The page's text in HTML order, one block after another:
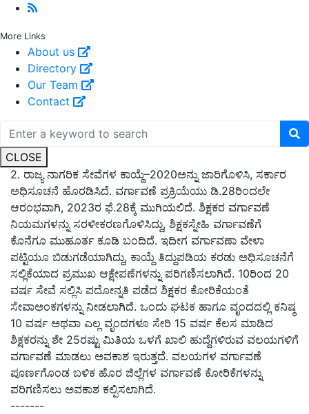
More Links
About us
Directory
Our Team
Contact
CLOSE
-------
2. ರಾಜ್ಯ ನಾಗರಿಕ ಸೇವೆಗಳ ಕಾಯ್ದೆ–2020ಅನ್ನು ಜಾರಿಗೊಳಿಸಿ, ಸರ್ಕಾರ
ಅಧಿಸೂಚನೆ ಹೊರಡಿಸಿದೆ. ವರ್ಗಾವಣೆ ಪ್ರಕ್ರಿಯೆಯು ಡಿ.28ರಿಂದಲೇ
ಆರಂಭವಾಗಿ, 2023ರ ಫೆ.28ಕ್ಕೆ ಮುಗಿಯಲಿದೆ. ಶಿಕ್ಷಕರ ವರ್ಗಾವಣೆ
ನಿಯಮಗಳನ್ನು ಸರಳೀಕರಣಗೊಳಿಸಿದ್ದು, ಶಿಕ್ಷಕಸ್ನೇಹಿ ವರ್ಗಾವಣೆಗೆ
ಕೊನೆಗೂ ಮುಹೂರ್ತ ಕೂಡಿ ಬಂದಿದೆ. ಇದೀಗ ವರ್ಗಾವಣಾ ವೇಳಾ
ಪಟ್ಟಿಯೂ ಬಿಡುಗಡೆಯಾಗಿದ್ದು, ಕಾಯ್ದೆ ತಿದ್ದುಪಡಿಯ ಕರಡು ಅಧಿಸೂಚನೆಗೆ
ಸಲ್ಲಿಕೆಯಾದ ಪ್ರಮುಖ ಆಕ್ಷೇಪಣೆಗಳನ್ನು ಪರಿಗಣಿಸಲಾಗಿದೆ. 10ರಿಂದ 20
ವರ್ಷ ಸೇವೆ ಸಲ್ಲಿಸಿ ಪದೋನ್ನತಿ ಪಡೆದ ಶಿಕ್ಷಕರ ಕೋರಿಕೆಯಂತೆ
ಸೇವಾಅಂಕಗಳನ್ನು ನೀಡಲಾಗಿದೆ. ಒಂದು ಘಟಕ ಹಾಗೂ ವೃಂದದಲ್ಲಿ ಕನಿಷ್ಠ
10 ವರ್ಷ ಅಥವಾ ಎಲ್ಲ ವೃಂದಗಳೂ ಸೇರಿ 15 ವರ್ಷ ಕೆಲಸ ಮಾಡಿದ
ಶಿಕ್ಷಕರನ್ನು ಶೇ 25ರಷ್ಟು ಮಿತಿಯ ಒಳಗೆ ಖಾಲಿ ಹುದ್ದೆಗಳಿರುವ ವಲಯಗಳಿಗೆ
ವರ್ಗಾವಣೆ ಮಾಡಲು ಅವಕಾಶ ಇರುತ್ತದೆ. ವಲಯಗಳ ವರ್ಗಾವಣೆ
ಪೂರ್ಣಗೊಂಡ ಬಳಿಕ ಹೊರ ಜಿಲ್ಲೆಗಳ ವರ್ಗಾವಣೆ ಕೋರಿಕೆಗಳನ್ನು
ಪರಿಗಣಿಸಲು ಅವಕಾಶ ಕಲ್ಪಿಸಲಾಗಿದೆ.
-------